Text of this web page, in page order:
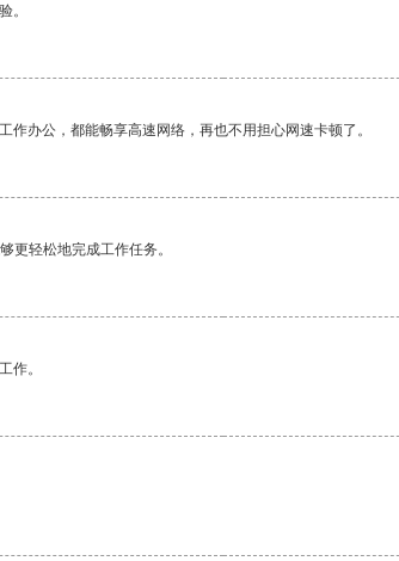
。
办公，都能畅享高速网络，再也不用担心网速卡顿了。
更轻松地完成工作任务。
作。